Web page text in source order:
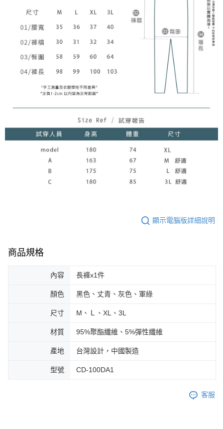
顯示電腦版詳細說明
商品規格
內容 長褲x1件
顏色 黑色、丈青、灰色、軍綠
尺寸 M、Ｌ、XL、3L
材質 95%聚酯纖維、5%彈性纖維
產地 台灣設計，中國製造
型號 CD-100DA1
客服